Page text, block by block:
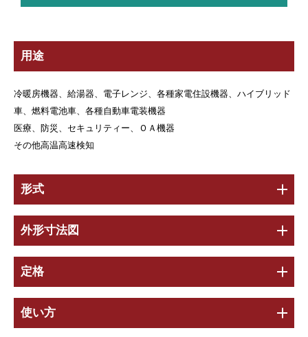
用途
冷暖房機器、給湯器、電子レンジ、各種家電住設機器、ハイブリッド
車、燃料電池車、各種自動車電装機器
医療、防災、セキュリティー、ＯＡ機器
その他高温高速検知
形式
外形寸法図
定格
使い方